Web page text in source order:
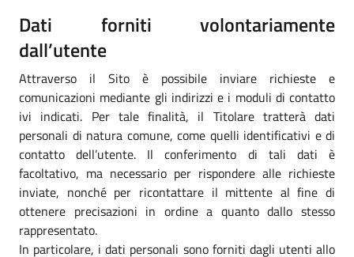
Dati forniti volontariamente
dall’utente
Attraverso il Sito è possibile inviare richieste e
comunicazioni mediante gli indirizzi e i moduli di contatto
ivi indicati. Per tale finalità, il Titolare tratterà dati
personali di natura comune, come quelli identificativi e di
contatto dell’utente. Il conferimento di tali dati è
facoltativo, ma necessario per rispondere alle richieste
inviate, nonché per ricontattare il mittente al fine di
ottenere precisazioni in ordine a quanto dallo stesso
rappresentato.
In particolare, i dati personali sono forniti dagli utenti allo